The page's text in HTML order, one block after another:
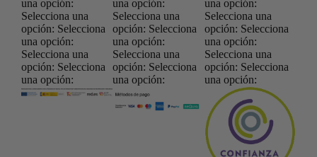
una opción:
Selecciona una
opción: Selecciona
una opción:
Selecciona una
opción: Selecciona
una opción:
una opción:
Selecciona una
opción: Selecciona
una opción:
Selecciona una
opción: Selecciona
una opción:
una opción:
Selecciona una
opción: Selecciona
una opción:
Selecciona una
opción: Selecciona
una opción: